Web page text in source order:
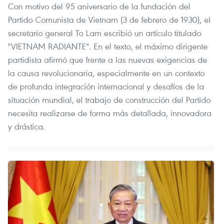
Con motivo del 95 aniversario de la fundación del
Partido Comunista de Vietnam (3 de febrero de 1930), el
secretario general To Lam escribió un artículo titulado
"VIETNAM RADIANTE". En el texto, el máximo dirigente
partidista afirmó que frente a las nuevas exigencias de
la causa revolucionaria, especialmente en un contexto
de profunda integración internacional y desafíos de la
situación mundial, el trabajo de construcción del Partido
necesita realizarse de forma más detallada, innovadora
y drástica.